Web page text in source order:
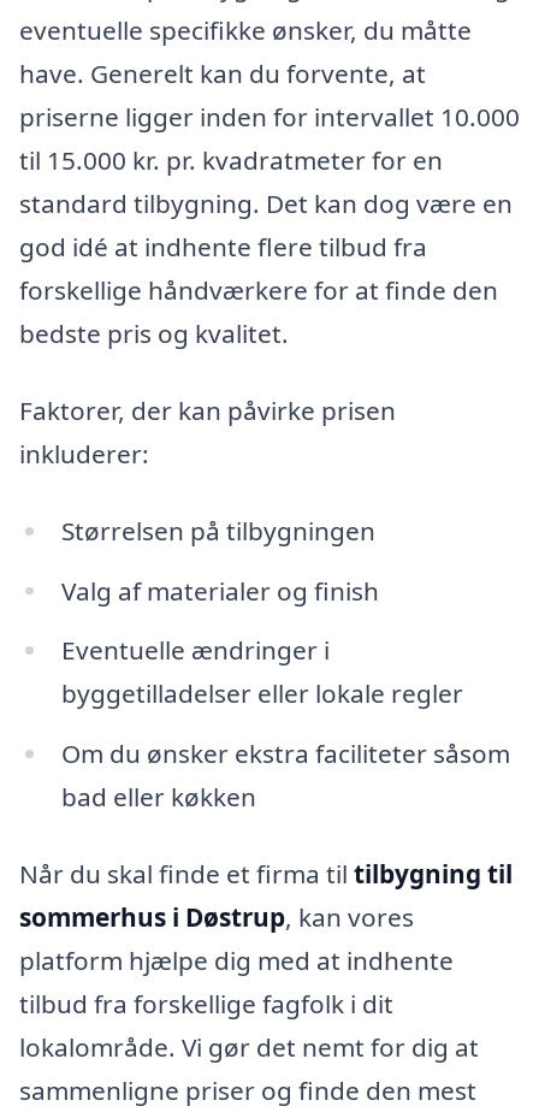
eventuelle specifikke ønsker, du måtte
have. Generelt kan du forvente, at
priserne ligger inden for intervallet 10.000
til 15.000 kr. pr. kvadratmeter for en
standard tilbygning. Det kan dog være en
god idé at indhente flere tilbud fra
forskellige håndværkere for at finde den
bedste pris og kvalitet.
Faktorer, der kan påvirke prisen
inkluderer:
Størrelsen på tilbygningen
Valg af materialer og finish
Eventuelle ændringer i
byggetilladelser eller lokale regler
Om du ønsker ekstra faciliteter såsom
bad eller køkken
Når du skal finde et firma til tilbygning til
sommerhus i Døstrup, kan vores
platform hjælpe dig med at indhente
tilbud fra forskellige fagfolk i dit
lokalområde. Vi gør det nemt for dig at
sammenligne priser og finde den mest